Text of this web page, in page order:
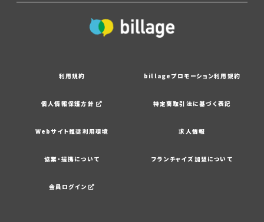
利用規約 billageプロモーション利用規約
個人情報保護方針 特定商取引法に基づく表記
Webサイト推奨利用環境 求人情報
協業・提携について フランチャイズ加盟について
会員ログイン